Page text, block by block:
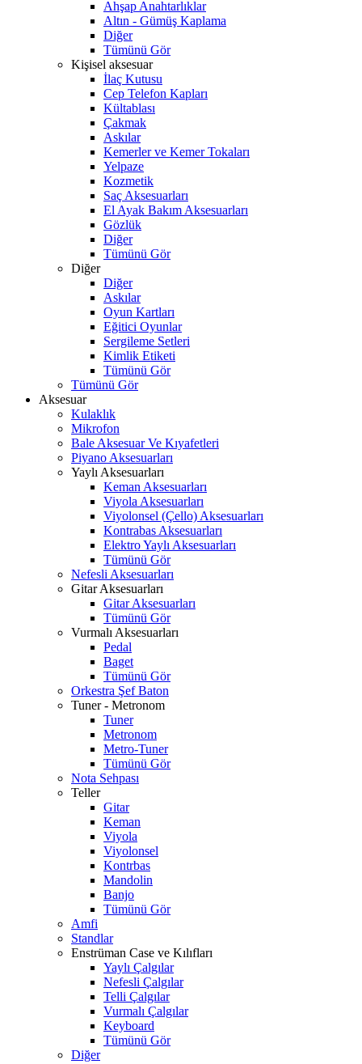
Ahşap Anahtarlıklar
Altın - Gümüş Kaplama
Diğer
Tümünü Gör
Kişisel aksesuar
İlaç Kutusu
Cep Telefon Kapları
Kültablası
Çakmak
Askılar
Kemerler ve Kemer Tokaları
Yelpaze
Kozmetik
Saç Aksesuarları
El Ayak Bakım Aksesuarları
Gözlük
Diğer
Tümünü Gör
Diğer
Diğer
Askılar
Oyun Kartları
Eğitici Oyunlar
Sergileme Setleri
Kimlik Etiketi
Tümünü Gör
Tümünü Gör
Aksesuar
Kulaklık
Mikrofon
Bale Aksesuar Ve Kıyafetleri
Piyano Aksesuarları
Yaylı Aksesuarları
Keman Aksesuarları
Viyola Aksesuarları
Viyolonsel (Çello) Aksesuarları
Kontrabas Aksesuarları
Elektro Yaylı Aksesuarları
Tümünü Gör
Nefesli Aksesuarları
Gitar Aksesuarları
Gitar Aksesuarları
Tümünü Gör
Vurmalı Aksesuarları
Pedal
Baget
Tümünü Gör
Orkestra Şef Baton
Tuner - Metronom
Tuner
Metronom
Metro-Tuner
Tümünü Gör
Nota Sehpası
Teller
Gitar
Keman
Viyola
Viyolonsel
Kontrbas
Mandolin
Banjo
Tümünü Gör
Amfi
Standlar
Enstrüman Case ve Kılıfları
Yaylı Çalgılar
Nefesli Çalgılar
Telli Çalgılar
Vurmalı Çalgılar
Keyboard
Tümünü Gör
Diğer